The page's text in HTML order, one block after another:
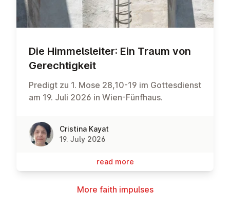
Die Him­melsleit­er: Ein Traum von
Gerechtigkeit
Predigt zu 1. Mose 28,10-19 im Gottesdienst
am 19. Juli 2026 in Wien-Fünfhaus.
Cristina Kayat
19. July 2026
read more
More faith impulses